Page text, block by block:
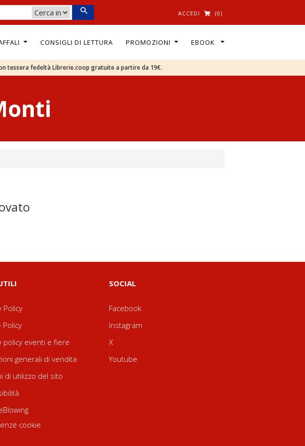
ACCEDI (0)
CONSIGLI DI LETTURA PROMOZIONI EBOOK
tessera fedeltà Librerie.coop gratuite a partire da 19€.
Policy
Policy
policy eventi e fiere
generali di vendita
di utilizzo del sito
cookie
SOCIAL
Facebook
Instagram
X
Youtube